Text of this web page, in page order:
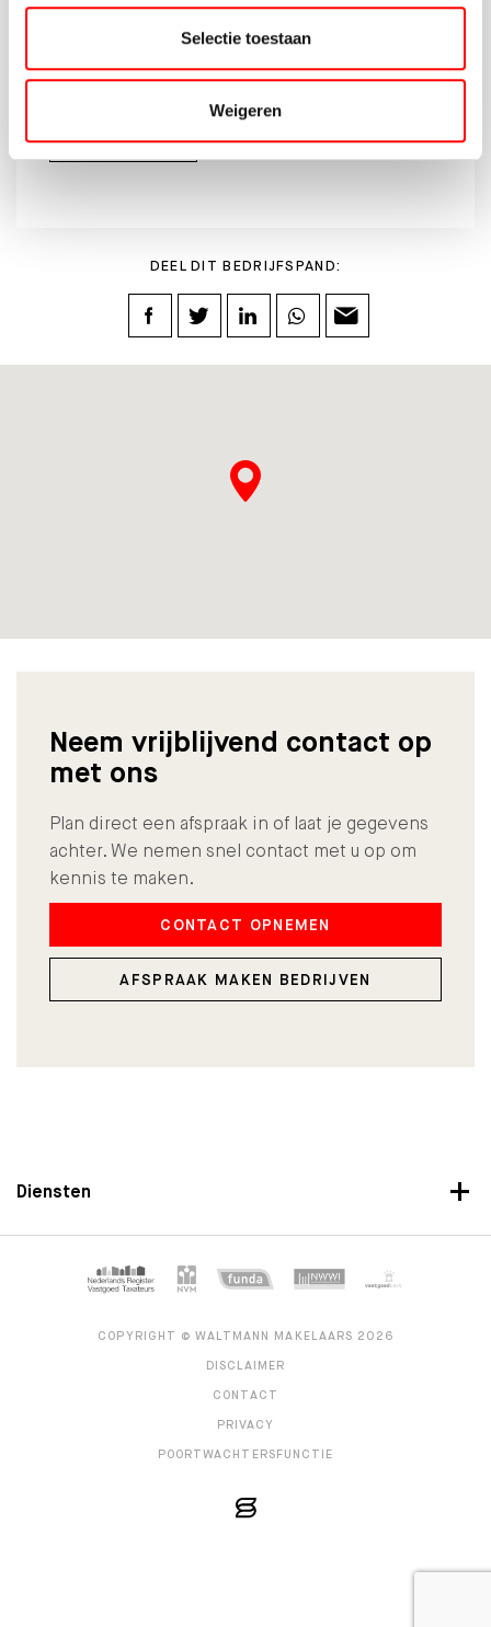
Selectie toestaan
Weigeren
AANVRAGEN
DEEL DIT BEDRIJFSPAND:
Neem vrijblijvend contact op
met ons
Plan direct een afspraak in of laat je gegevens
achter. We nemen snel contact met u op om
kennis te maken.
CONTACT OPNEMEN
AFSPRAAK MAKEN BEDRIJVEN
Diensten
COPYRIGHT © WALTMANN MAKELAARS 2026
DISCLAIMER
CONTACT
PRIVACY
POORTWACHTERSFUNCTIE